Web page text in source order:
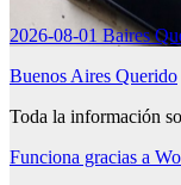
2026-08-01Baires
Buenos Aires Querido
Toda la información
Funciona gracias a